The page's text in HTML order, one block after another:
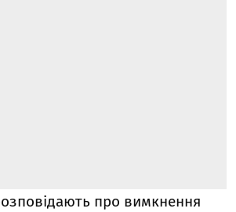
про вимкнення